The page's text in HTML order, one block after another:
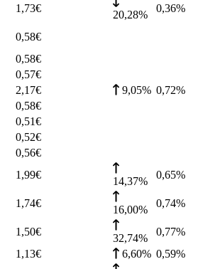
1,73€
20,28%
0,36%
0,58€
0,58€
0,57€
2,17€ 9,05% 0,72%
0,58€
0,51€
0,52€
0,56€
1,99€
14,37%
0,65%
1,74€
16,00%
0,74%
1,50€
32,74%
0,77%
1,13€ 6,60% 0,59%